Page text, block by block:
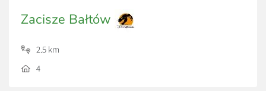
Zacisze Bałtów
2.5 km
4